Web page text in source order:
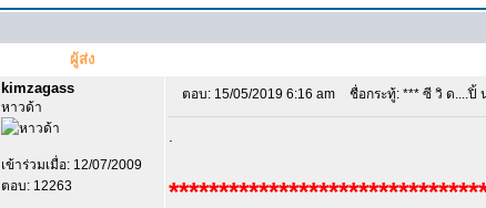
ผู้ส่ง
kimzagass
หาวด้า
เข้าร่วมเมื่อ: 12/07/2009
ตอบ: 12263
ตอบ: 15/05/2019 6:16 am ชื่อกระทู้: *** ซี วิ ด....ปิ้